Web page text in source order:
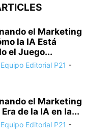
el Marketing
la IA Está
el Juego...
Equipo Editorial P21 -
el Marketing
de la IA en la...
Equipo Editorial P21 -